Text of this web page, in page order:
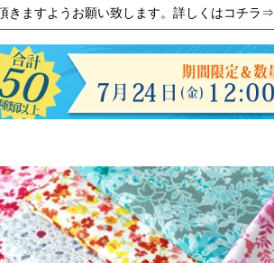
きますようお願い致します。詳しくはコチラ⇒